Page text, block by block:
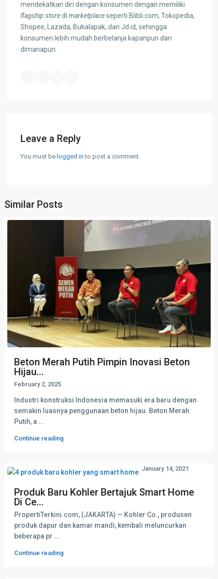
mendekatkan diri dengan konsumen dengan memiliki
flagship storedi marketplaceseperti Blibli.com, Tokopedia,
Shopee, Lazada, Bukalapak, dan Jd.id, sehingga
konsumen lebih mudah berbelanja kapanpun dan
dimanapun.
Leave a Reply
You must be logged in to post a comment.
Similar Posts
Beton Merah Putih Pimpin Inovasi Beton
Hijau...
February 2, 2025
Industri konstruksi Indonesia memasuki era baru dengan
semakin luasnya penggunaan beton hijau. Beton Merah
Putih, a ...
Continue reading
Produk Baru Kohler Bertajuk Smart Home
Di Ce...
January 14, 2021
PropertiTerkini.com, (JAKARTA) — Kohler Co., produsen
produk dapur dan kamar mandi, kembali meluncurkan
beberapa pr ...
Continue reading